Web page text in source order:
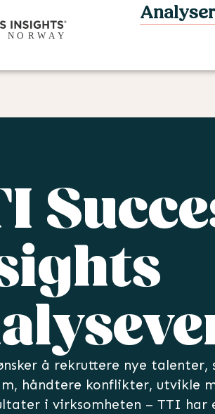
Analyser
å rekruttere nye talenter,
håndtere konflikter, utvikle
i virksomheten – TTI